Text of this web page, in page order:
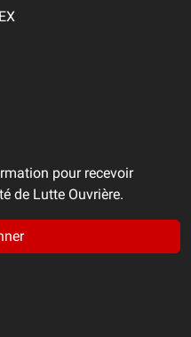
pour recevoir
de Lutte Ouvrière.